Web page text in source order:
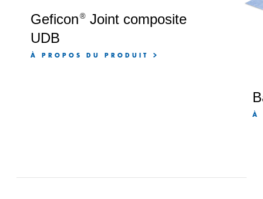
Geficon ® Joint composite
UDB
À PROPOS DU PRODUIT
À